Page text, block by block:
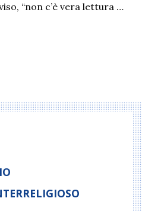
“non c’è vera lettura …